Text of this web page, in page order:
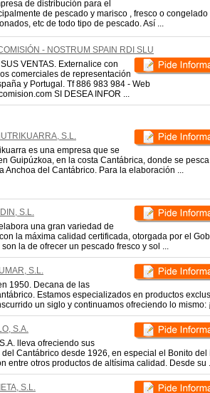
de distribución para el
de pescado y marisco , fresco o congelado
etc de todo tipo de pescado. Así ...
- NOSTRUM SPAIN RDI SLU
VENTAS. Externalice con
comerciales de representación
y Portugal. Tf 886 983 984 - Web
SI DESEA INFOR ...
S.L.
es una empresa que se
Guipúzkoa, en la costa Cantábrica, donde se
Anchoa del Cantábrico. Para la elaboración ...
S.L.
una gran variedad de
la máxima calidad certificada, otorgada por el
la de ofrecer un pescado fresco y sol ...
S.L.
1950. Decana de las
Estamos especializados en productos
un siglo y continuamos ofreciendo lo mismo:
S.A.
lleva ofreciendo sus
del Cantábrico desde 1926, en especial el Bonito del
entre otros productos de altísima calidad. Desde su
S.L.